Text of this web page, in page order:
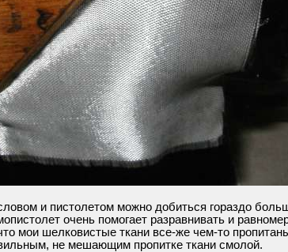
и пистолетом можно добиться гораздо
очень помогает разравнивать и
мои шелковистые ткани все-же чем-то
не мешающим пропитке ткани смолой.